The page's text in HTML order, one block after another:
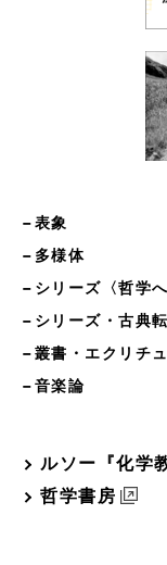
−表象
−多様体
−シリーズ〈哲学へ
−シリーズ・古典
−叢書・エクリチ
−音楽論
ルソー『化学
哲学書房